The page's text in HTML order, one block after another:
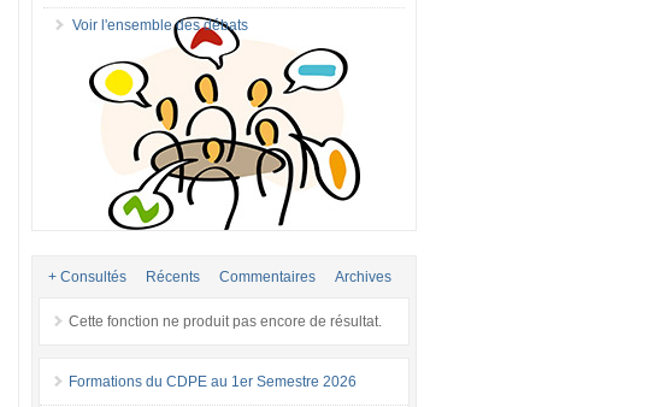
Voir l'ensemble des débats
+ Consultés Récents Commentaires Archives
Cette fonction ne produit pas encore de résultat.
Formations du CDPE au 1er Semestre 2026